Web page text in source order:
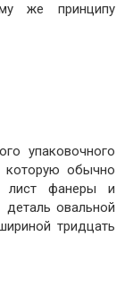
же принципу
упаковочного
которую обычно
лист фанеры и
овальной
тридцать